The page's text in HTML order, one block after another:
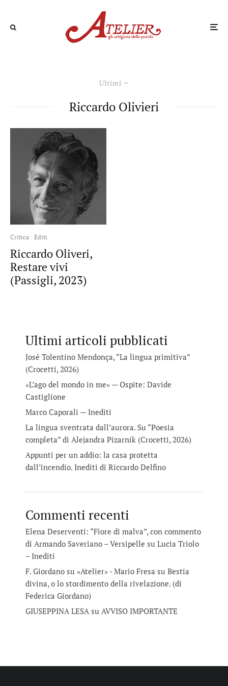
Ultimi
Riccardo Olivieri
Critica Editi
Riccardo Oliveri,
Restare vivi
(Passigli, 2023)
Ultimi articoli pubblicati
José Tolentino Mendonça, “La lingua primitiva”
(Crocetti, 2026)
«L’ago del mondo in me» — Ospite: Davide
Castiglione
Marco Caporali — Inediti
La lingua sventrata dall’aurora. Su “Poesia
completa” di Alejandra Pizarnik (Crocetti, 2026)
Appunti per un addio: la casa protetta
dall’incendio. Inediti di Riccardo Delfino
Commenti recenti
Elena Deserventi: “Fiore di malva”, con commento
di Armando Saveriano – Versipelle su Lucia Triolo
– Inediti
F. Giordano su «Atelier» - Mario Fresa su Bestia
divina, o lo stordimento della rivelazione. (di
Federica Giordano)
GIUSEPPINA LESAsu AVVISO IMPORTANTE